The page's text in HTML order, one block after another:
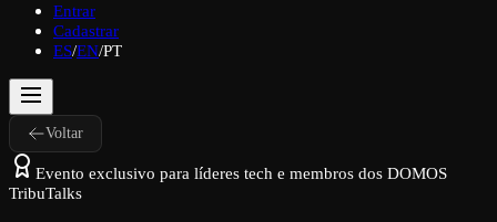
Entrar
Cadastrar
ES/EN/PT
Voltar
Evento exclusivo para líderes tech e membros dos DOMOS
TribuTalks